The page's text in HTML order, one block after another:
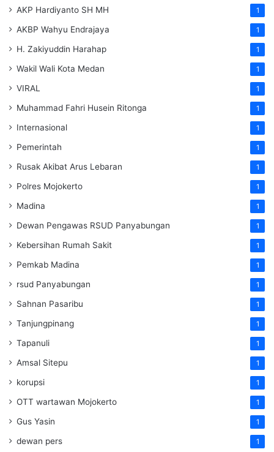
AKP Hardiyanto SH MH 1
AKBP Wahyu Endrajaya 1
H. Zakiyuddin Harahap 1
Wakil Wali Kota Medan 1
VIRAL 1
Muhammad Fahri Husein Ritonga 1
Internasional 1
Pemerintah 1
Rusak Akibat Arus Lebaran 1
Polres Mojokerto 1
Madina 1
Dewan Pengawas RSUD Panyabungan 1
Kebersihan Rumah Sakit 1
Pemkab Madina 1
rsud Panyabungan 1
Sahnan Pasaribu 1
Tanjungpinang 1
Tapanuli 1
Amsal Sitepu 1
korupsi 1
OTT wartawan Mojokerto 1
Gus Yasin 1
dewan pers 1